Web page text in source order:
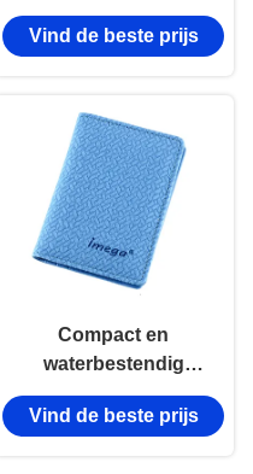
Houdersdekking
Gepersonaliseerde
Vind de beste prijs
Compact en
waterbestendig
paspoorthouder met 4
kaartslots en
Vind de beste prijs